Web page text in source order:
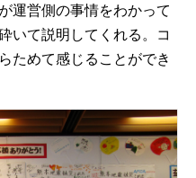
運営側の事情をわかって
いて説明してくれる。コ
ためて感じることができ